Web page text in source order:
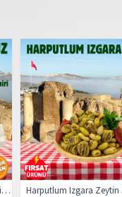
Kaynatılmış Kokusuz Keçi Peyniri 1kg Harputlum Izgara Zeytin